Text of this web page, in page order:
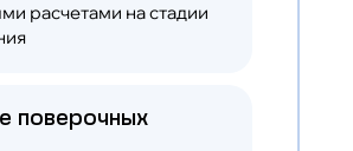
расчетами на стадии
поверочных